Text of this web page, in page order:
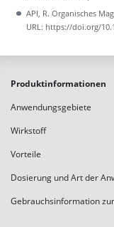
API, R. Organisches
URL: https://doi.org/
Produktinformationen
Anwendungsgebiete
Wirkstoff
Vorteile
Dosierung und Art der
Gebrauchsinformation